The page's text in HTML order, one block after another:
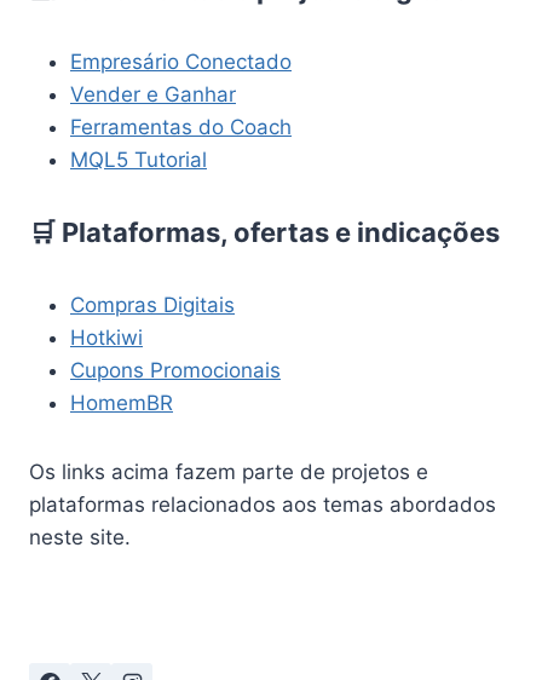
Empresário Conectado
Vender e Ganhar
Ferramentas do Coach
MQL5 Tutorial
🛒 Plataformas, ofertas e indicações
Compras Digitais
Hotkiwi
Cupons Promocionais
HomemBR
Os links acima fazem parte de projetos e
plataformas relacionados aos temas abordados
neste site.